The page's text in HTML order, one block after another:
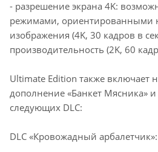
- разрешение экрана 4K:
режимами, ориентированными
изображения (4K, 30 кадров в
производительность (2K, 60
Ultimate Edition также включает
дополнение «Банкет Мясника»
следующих DLC:
DLC «Кровожадный арбалетчик»: